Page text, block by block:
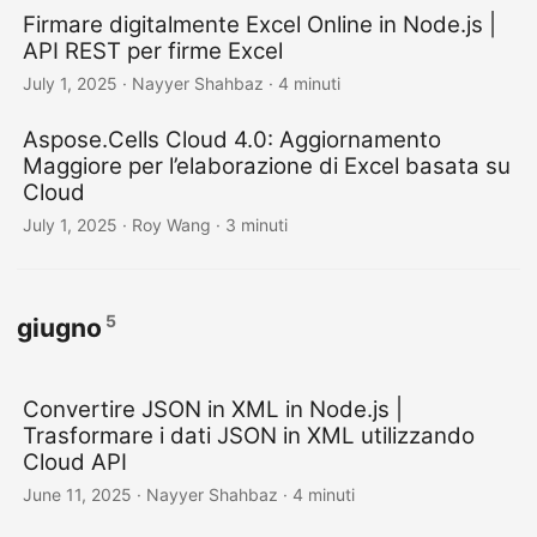
Firmare digitalmente Excel Online in Node.js |
API REST per firme Excel
July 1, 2025 · Nayyer Shahbaz · 4 minuti
Aspose.Cells Cloud 4.0: Aggiornamento
Maggiore per l’elaborazione di Excel basata su
Cloud
July 1, 2025 · Roy Wang · 3 minuti
giugno 5
Convertire JSON in XML in Node.js |
Trasformare i dati JSON in XML utilizzando
Cloud API
June 11, 2025 · Nayyer Shahbaz · 4 minuti